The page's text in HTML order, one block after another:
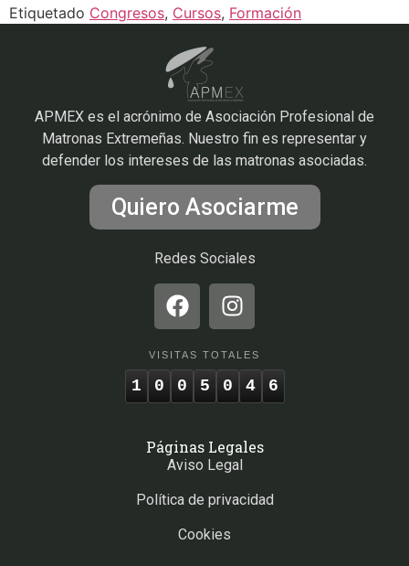
Etiquetado Congresos, Cursos, Formación
APMEX es el acrónimo de Asociación Profesional de
Matronas Extremeñas. Nuestro fin es representar y
defender los intereses de las matronas asociadas.
Quiero Asociarme
Redes Sociales
VISITAS TOTALES
1 0 0 5 0 4 6
Páginas Legales
Aviso Legal
Política de privacidad
Cookies